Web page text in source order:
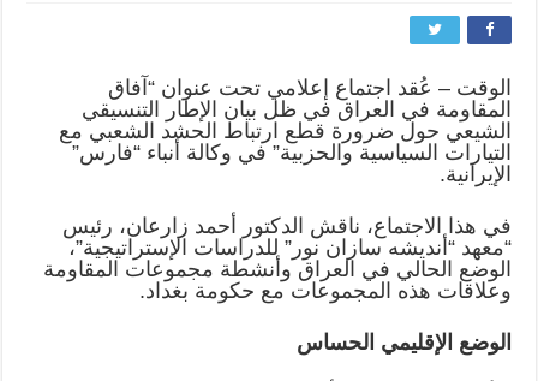
الوقت – عُقد اجتماع إعلامي تحت عنوان “آفاق
المقاومة في العراق في ظل بيان الإطار التنسيقي
الشيعي حول ضرورة قطع ارتباط الحشد الشعبي مع
التيارات السياسية والحزبية” في وكالة أنباء “فارس”
الإيرانية.
في هذا الاجتماع، ناقش الدكتور أحمد زارعان، رئيس
“معهد “أندیشه سازان نور” للدراسات الإستراتيجية”،
الوضع الحالي في العراق وأنشطة مجموعات المقاومة
وعلاقات هذه المجموعات مع حكومة بغداد.
الوضع الإقليمي الحساس